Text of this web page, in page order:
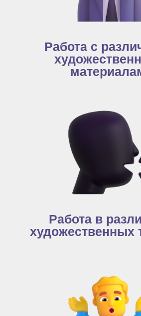
Работа с
Работа в
художественных